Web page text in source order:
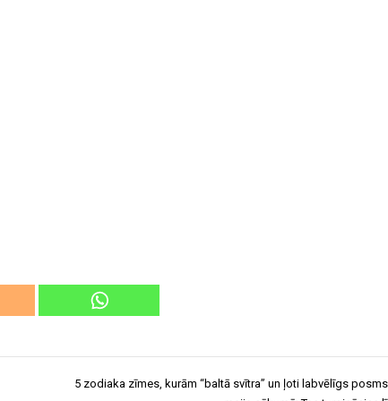
5 zodiaka zīmes, kurām “baltā svītra” un ļoti labvēlīgs